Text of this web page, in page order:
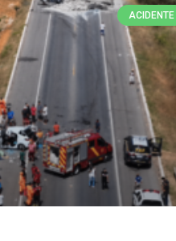
ACIDENTE